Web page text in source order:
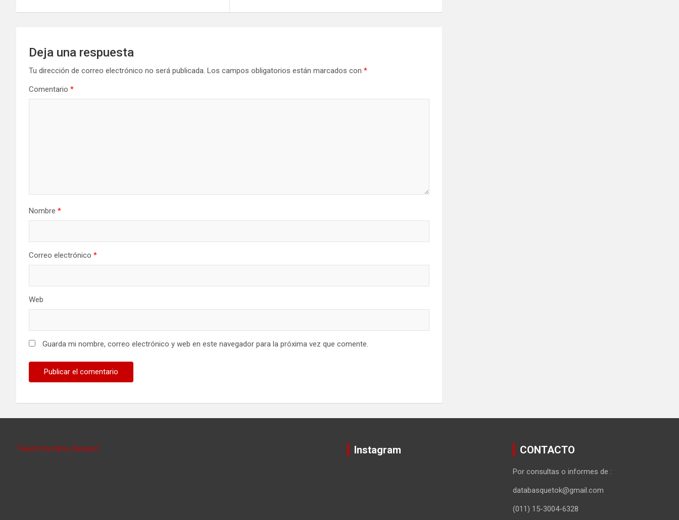
Deja una respuesta
Tu dirección de correo electrónico no será publicada. Los campos obligatorios están marcados con *
Comentario *
Nombre *
Correo electrónico *
Web
Guarda mi nombre, correo electrónico y web en este navegador para la próxima vez que comente.
Tweets by data_basquet Instagram CONTACTO
Por consultas o informes de :
databasquetok@gmail.com
(011) 15-3004-6328